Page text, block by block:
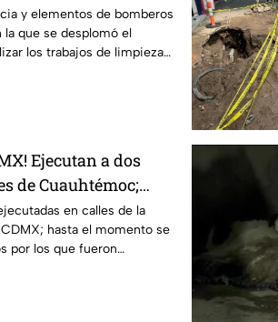
logran limpiar la
y elementos de bomberos
la que se desplomó el
los trabajos de limpieza
Ejecutan a dos
de Cuauhtémoc;
en calles de la
hasta el momento se
por los que fueron